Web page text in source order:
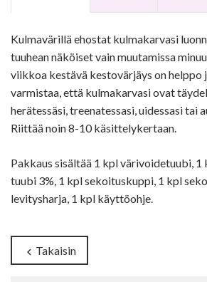
Kulmavärillä ehostat kulmakarvasi
tuuhean näköiset vain muutamissa
viikkoa kestävä kestovärjäys on helppo
varmistaa, että kulmakarvasi ovat
herätessäsi, treenatessasi, uidessasi tai
Riittää noin 8-10 käsittelykertaan.
Pakkaus sisältää 1 kpl värivoidetuubi,
tuubi 3%, 1 kpl sekoituskuppi, 1 kpl
levitysharja, 1 kpl käyttöohje.
chevron_left Takaisin